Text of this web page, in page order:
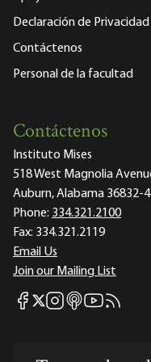
Declaración de Privacidad
Contáctenos
Personal de la facultad
Contáctenos
Instituto Mises
518 West Magnolia
Auburn, Alabama 36832-
Phone: 334.321.2100
Fax: 334.321.2119
Email Us
Join our Mailing List
Mises Facebook
Mises X
Mises Instagram
Mises itunes
MisesMises